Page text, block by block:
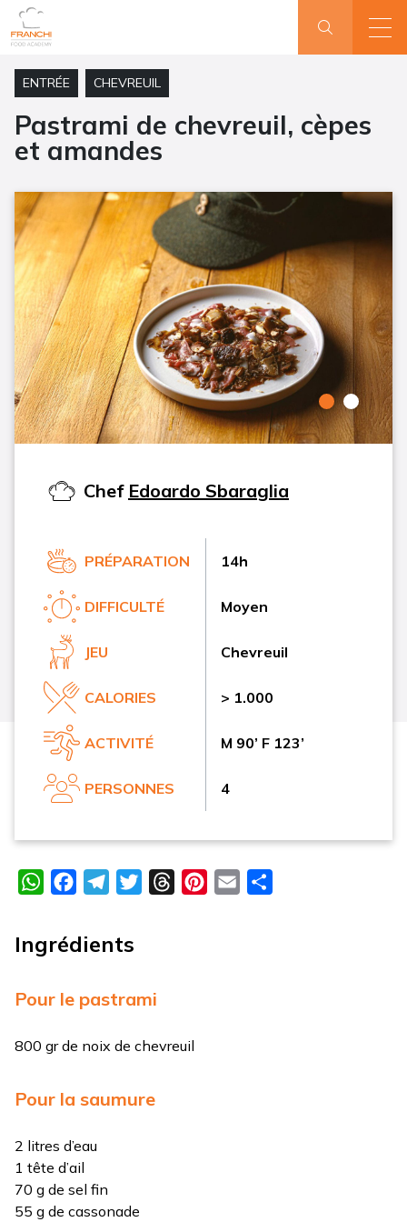
ENTRÉE CHEVREUIL
Pastrami de chevreuil, cèpes
et amandes
Chef Edoardo Sbaraglia
PRÉPARATION 14h
DIFFICULTÉ Moyen
JEU Chevreuil
CALORIES > 1.000
ACTIVITÉ M 90’ F 123’
PERSONNES 4
WhatsAppFacebookTelegramTwitterThreadsPinterest
Email
Ingrédients
Pour le pastrami
800 gr de noix de chevreuil
Pour la saumure
2 litres d’eau
1 tête d’ail
70 g de sel fin
55 g de cassonade